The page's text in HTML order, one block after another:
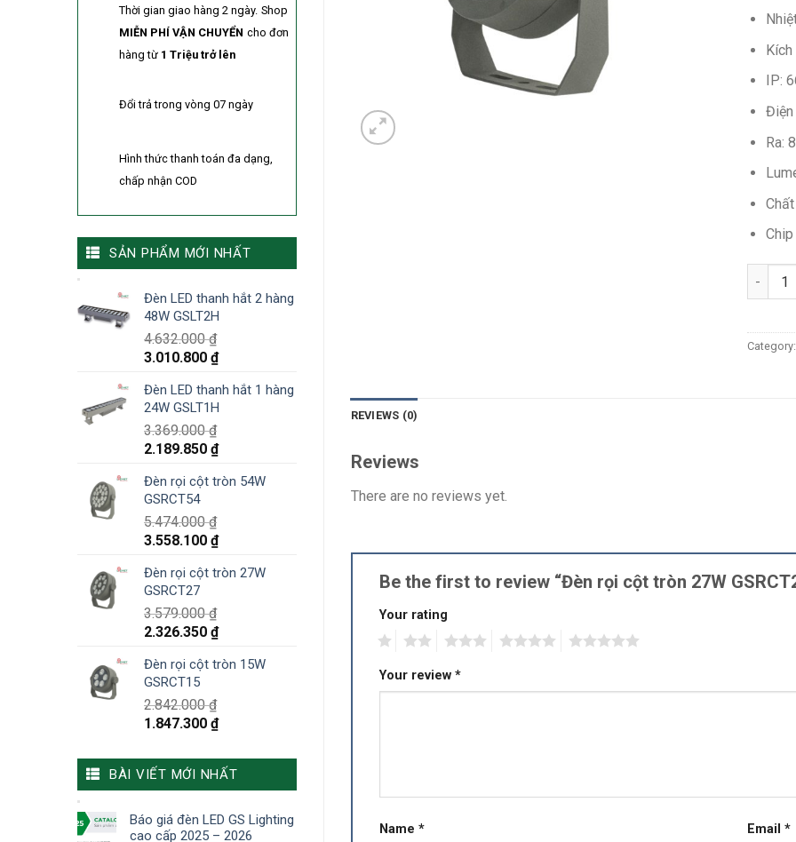
IP:
Điện
Ra:
Chip
REVIEWS (0)
Reviews
There are no reviews yet.
Be the first to review “Đèn rọi cột tròn 27W
Your rating
Your review *
Name * Email *
Thời gian giao hàng 2 ngày. Shop
MIỄN PHÍ VẬN CHUYỂN cho đơn
hàng từ 1 Triệu trở lên
Đổi trả trong vòng 07 ngày
Hình thức thanh toán đa dạng,
chấp nhận COD
SẢN PHẨM MỚI NHẤT
Đèn LED thanh hắt 2 hàng
48W GSLT2H
4.632.000₫
3.010.800 ₫
Đèn LED thanh hắt 1 hàng
24W GSLT1H
3.369.000₫
2.189.850 ₫
Đèn rọi cột tròn 54W
GSRCT54
5.474.000₫
3.558.100 ₫
Đèn rọi cột tròn 27W
GSRCT27
3.579.000₫
2.326.350 ₫
Đèn rọi cột tròn 15W
GSRCT15
2.842.000₫
1.847.300 ₫
BÀI VIẾT MỚI NHẤT
Báo giá đèn LED GS Lighting
cao cấp 2025 – 2026